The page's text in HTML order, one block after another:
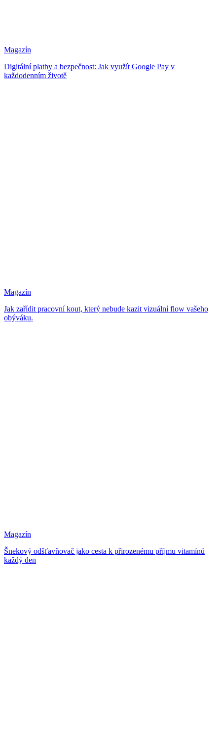
Magazín
Digitální platby a bezpečnost: Jak využít Google Pay v
každodenním životě
Magazín
Jak zařídit pracovní kout, který nebude kazit vizuální flow vašeho
obýváku.
Magazín
Šnekový odšťavňovač jako cesta k přirozenému příjmu vitamínů
každý den